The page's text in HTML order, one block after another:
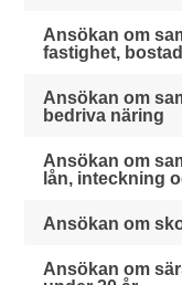
Ansökan om
fastighet,
Ansökan om
bedriva näring
Ansökan om
lån, inteckning
Ansökan om
Ansökan om